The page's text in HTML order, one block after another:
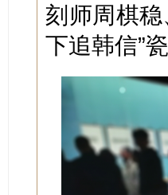
刻师周棋
下追韩信”